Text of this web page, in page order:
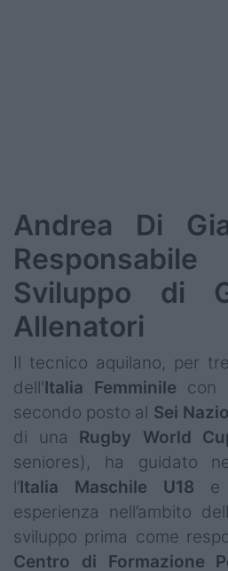
Andrea Di
Sviluppo di
Allenatori
Il tecnico aquilano, per
dell'Italia Femminile con
secondo posto al Sei
di una Rugby World
seniores), ha guidato
l’Italia Maschile U18 e
esperienza nell’ambito
sviluppo prima come
Centro di Formazione